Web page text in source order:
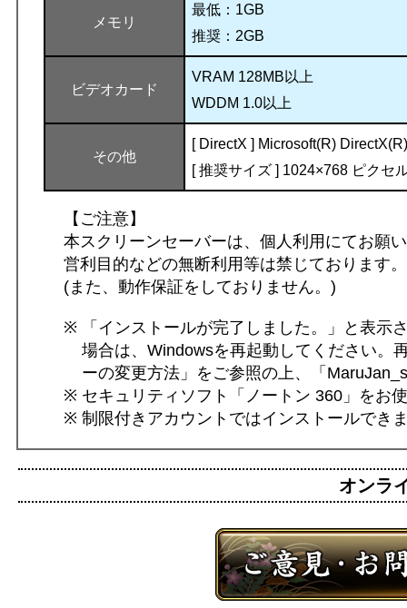
メモリ
最低：1GB
推奨：2GB
ビデオカード
VRAM 128MB以上
WDDM 1.0以上
その他
[ DirectX ] Microsoft(R)
[ 推奨サイズ ] 1024×768 ピクセ
【ご注意】
本スクリーンセーバーは、個人利用にてお願
営利目的などの無断利用等は禁じております。
(また、動作保証をしておりません。)
「インストールが完了しました。」と表
場合は、Windowsを再起動してください。
ーの変更方法」をご参照の上、「
セキュリティソフト「ノートン 360」をお
制限付きアカウントではインストールでき
オンラ